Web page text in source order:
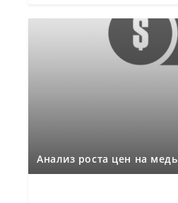
Анализ роста цен на медь